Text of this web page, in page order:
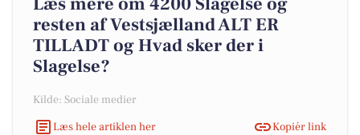
resten af Vestsjælland ALT ER
TILLADT og Hvad sker der i
Slagelse?
Kilde: Sociale medier
Læs hele artiklen her
Kopiér link